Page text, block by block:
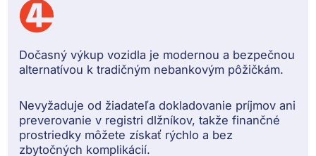
Dočasný výkup vozidla je modernou a bezpečnou
alternatívou k tradičným nebankovým pôžičkám.
Nevyžaduje od žiadateľa dokladovanie príjmov ani
preverovanie v registri dlžníkov, takže finančné
prostriedky môžete získať rýchlo a bez
zbytočných komplikácií.